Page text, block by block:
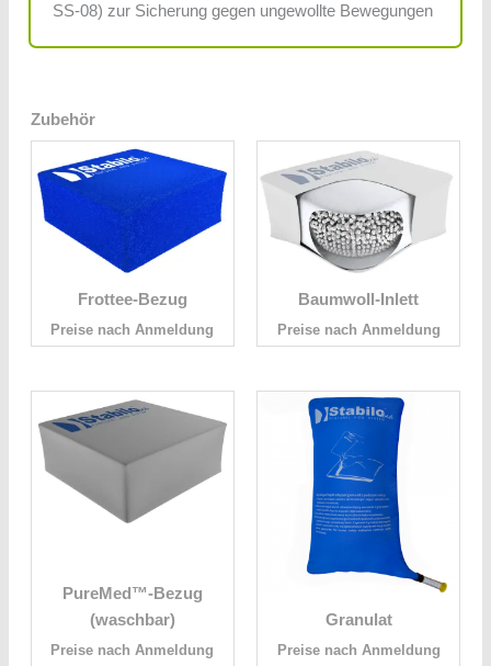
SS-08) zur Sicherung gegen ungewollte Bewegungen
Zubehör
Frottee-Bezug
Preise nach Anmeldung
Baumwoll-Inlett
Preise nach Anmeldung
PureMed™-Bezug
(waschbar)
Preise nach Anmeldung
Granulat
Preise nach Anmeldung